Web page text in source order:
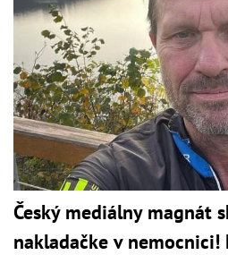
Český mediálny magnát
nakladačke v